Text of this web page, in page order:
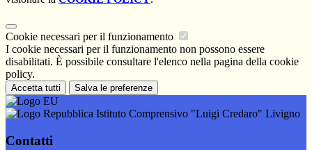
Cookie necessari per il funzionamento
I cookie necessari per il funzionamento non possono essere
disabilitati. È possibile consultare l'elenco nella pagina della cookie
policy.
Accetta tutti Salva le preferenze
Istituto Comprensivo "Luigi Credaro" Livigno
Contatti